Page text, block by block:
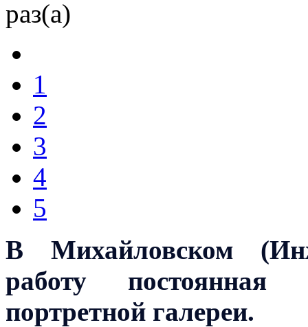
раз(а)
1
2
3
4
5
В Михайловском
работу постоянная
портретной галереи.